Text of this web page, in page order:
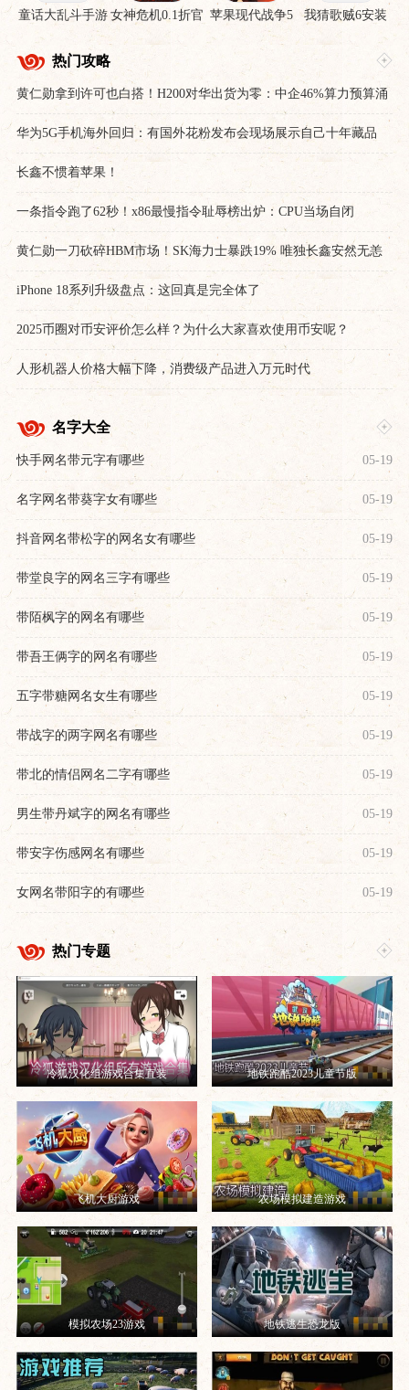
童话大乱斗手游 女神危机0.1折官 苹果现代战争5
眩晕风暴破解直
裝版
我猜歌贼6安装
热门攻略
黄仁勋拿到许可也白搭！H200对华出货为零：中企46%算力预算涌
向国产芯片
华为5G手机海外回归：有国外花粉发布会现场展示自己十年藏品
激动到不行
长鑫不惯着苹果！
一条指令跑了62秒！x86最慢指令耻辱榜出炉：CPU当场自闭
黄仁勋一刀砍碎HBM市场！SK海力士暴跌19% 唯独长鑫安然无恙
iPhone 18系列升级盘点：这回真是完全体了
2025币圈对币安评价怎么样？为什么大家喜欢使用币安呢？
人形机器人价格大幅下降，消费级产品进入万元时代
名字大全
快手网名带元字有哪些 05-19
名字网名带葵字女有哪些 05-19
抖音网名带松字的网名女有哪些 05-19
带堂良字的网名三字有哪些 05-19
带陌枫字的网名有哪些 05-19
带吾王俩字的网名有哪些 05-19
五字带糖网名女生有哪些 05-19
带战字的两字网名有哪些 05-19
带北的情侣网名二字有哪些 05-19
男生带丹斌字的网名有哪些 05-19
带安字伤感网名有哪些 05-19
女网名带阳字的有哪些 05-19
热门专题
冷狐汉化组游戏合集直装 地铁跑酷2023儿童节版
飞机大厨游戏 农场模拟建造游戏
模拟农场23游戏 地铁逃生恐龙版